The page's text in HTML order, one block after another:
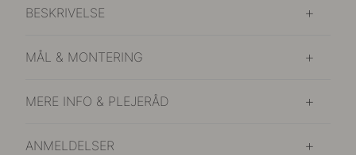
BESKRIVELSE
MÅL & MONTERING
MERE INFO & PLEJERÅD
ANMELDELSER